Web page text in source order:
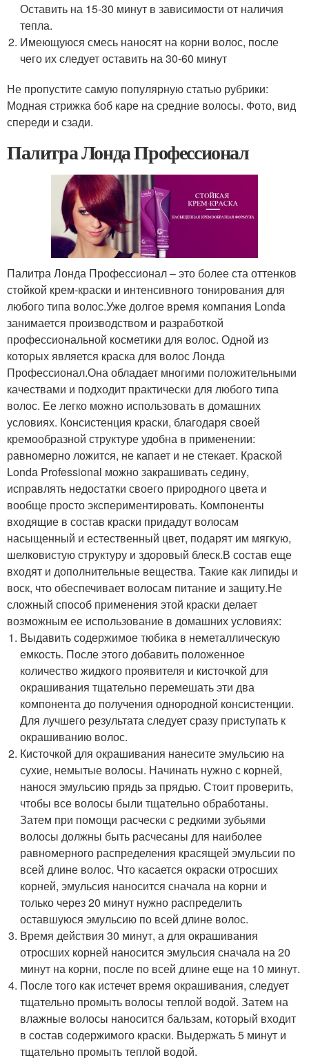
Оставить на 15-30 минут в зависимости от наличия
тепла.
Имеющуюся смесь наносят на корни волос, после
чего их следует оставить на 30-60 минут
Не пропустите самую популярную статью рубрики:
Модная стрижка боб каре на средние волосы. Фото, вид
спереди и сзади.
Палитра Лонда Профессионал
Палитра Лонда Профессионал – это более ста оттенков
стойкой крем-краски и интенсивного тонирования для
любого типа волос.Уже долгое время компания Londa
занимается производством и разработкой
профессиональной косметики для волос. Одной из
которых является краска для волос Лонда
Профессионал.Она обладает многими положительными
качествами и подходит практически для любого типа
волос. Ее легко можно использовать в домашних
условиях. Консистенция краски, благодаря своей
кремообразной структуре удобна в применении:
равномерно ложится, не капает и не стекает. Краской
Londa Professional можно закрашивать седину,
исправлять недостатки своего природного цвета и
вообще просто экспериментировать. Компоненты
входящие в состав краски придадут волосам
насыщенный и естественный цвет, подарят им мягкую,
шелковистую структуру и здоровый блеск.В состав еще
входят и дополнительные вещества. Такие как липиды и
воск, что обеспечивает волосам питание и защиту.Не
сложный способ применения этой краски делает
возможным ее использование в домашних условиях:
Выдавить содержимое тюбика в неметаллическую
емкость. После этого добавить положенное
количество жидкого проявителя и кисточкой для
окрашивания тщательно перемешать эти два
компонента до получения однородной консистенции.
Для лучшего результата следует сразу приступать к
окрашиванию волос.
Кисточкой для окрашивания нанесите эмульсию на
сухие, немытые волосы. Начинать нужно с корней,
нанося эмульсию прядь за прядью. Стоит проверить,
чтобы все волосы были тщательно обработаны.
Затем при помощи расчески с редкими зубьями
волосы должны быть расчесаны для наиболее
равномерного распределения красящей эмульсии по
всей длине волос. Что касается окраски отросших
корней, эмульсия наносится сначала на корни и
только через 20 минут нужно распределить
оставшуюся эмульсию по всей длине волос.
Время действия 30 минут, а для окрашивания
отросших корней наносится эмульсия сначала на 20
минут на корни, после по всей длине еще на 10 минут.
После того как истечет время окрашивания, следует
тщательно промыть волосы теплой водой. Затем на
влажные волосы наносится бальзам, который входит
в состав содержимого краски. Выдержать 5 минут и
тщательно промыть теплой водой.